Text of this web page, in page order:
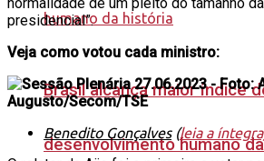
Brasil alcança maior índice
desenvolvimento humano
normalidade de um pleito do tamanho
presidencial”.
Veja como votou cada ministro:
Benedito Gonçalves(leia a